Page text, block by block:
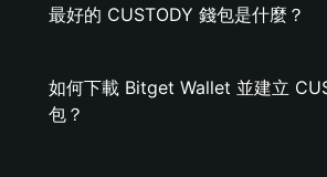
最好的 CUSTODY 錢包是什麼？
如何下載 Bitget Wallet 並建立
包？